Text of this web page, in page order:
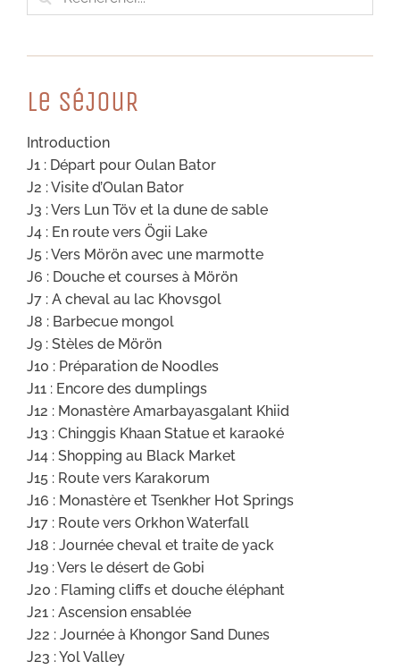
Le SéJouR
Introduction
J1 : Départ pour Oulan Bator
J2 : Visite d’Oulan Bator
J3 : Vers Lun Töv et la dune de sable
J4 : En route vers Ögii Lake
J5 : Vers Mörön avec une marmotte
J6 : Douche et courses à Mörön
J7 : A cheval au lac Khovsgol
J8 : Barbecue mongol
J9 : Stèles de Mörön
J10 : Préparation de Noodles
J11 : Encore des dumplings
J12 : Monastère Amarbayasgalant Khiid
J13 : Chinggis Khaan Statue et karaoké
J14 : Shopping au Black Market
J15 : Route vers Karakorum
J16 : Monastère et Tsenkher Hot Springs
J17 : Route vers Orkhon Waterfall
J18 : Journée cheval et traite de yack
J19 : Vers le désert de Gobi
J20 : Flaming cliffs et douche éléphant
J21 : Ascension ensablée
J22 : Journée à Khongor Sand Dunes
J23 : Yol Valley